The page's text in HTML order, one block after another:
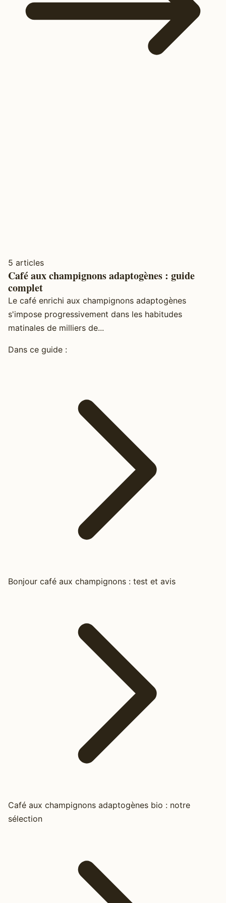
5 articles
Café aux champignons adaptogènes : guide
complet
Le café enrichi aux champignons adaptogènes
s'impose progressivement dans les habitudes
matinales de milliers de...
Dans ce guide :
Bonjour café aux champignons : test et avis
Café aux champignons adaptogènes bio : notre
sélection